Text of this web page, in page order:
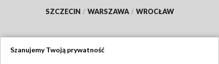
SZCZECIN / WARSZAWA / WROCŁAW
Szanujemy Twoją prywatność